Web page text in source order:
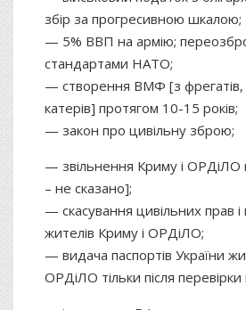
збір за прогресивною шкалою;
— 5% ВВП на армію;
стандартами НАТО;
— створення ВМФ [з фрегатів,
катерів] протягом 10-15 років;
— закон про цивільну зброю;
— звільнення Криму і ОРДіЛО
– не сказано];
— скасування цивільних прав і
жителів Криму і ОРДіЛО;
— видача паспортів України
ОРДіЛО тільки після